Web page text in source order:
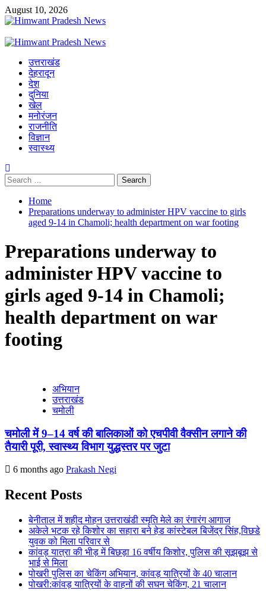
Skip
to
August 10, 2026
Primary
उत्तराखंड
देहरादून
देश
दुनिया
खेल
मनोरंजन
राजनीति
विज्ञान
स्वास्थ्य
Search
for:
Home
Preparations underway to administer HPV vaccine to girls
aged 9-14 in Chamoli; health department on war footing
Preparations underway to
administer HPV vaccine to
girls aged 9-14 in Chamoli;
health department on war
footing
अभियान
उत्तराखंड
चमोली
चमोली में 9–14 वर्ष की बालिकाओं को एचपीवी वैक्सीन लगाने की
तैयारी पूरी, स्वास्थ्य विभाग युद्धस्तर पर जुटा
6 months ago Prakash Negi
Recent Posts
बेनीताल में शहीद मोहन उत्तराखंडी स्मृति मेले का रंगारंग आगाज
अकेले भटक रहे किशोर का सहारा बने हेड कांस्टेबल बिजेंद्र सिंह,विछडे
युवक को मिला परिवार से
कांवड़ यात्रा की भीड़ में बिछड़ा 16 वर्षीय किशोर, पुलिस की सूझबूझ से
भाई से मिला
पोखरी पुलिस का चेकिंग अभियान, कांवड़ यात्रियों के 40 चालान
पोखरी:कांवड़ यात्रियों के वाहनों की सघन चेकिंग, 21 चालान